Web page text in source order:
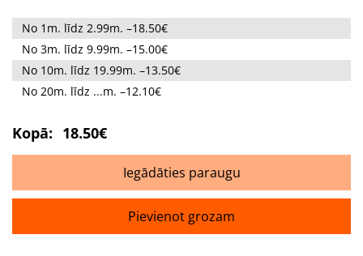
No 1m. līdz 2.99m. –18.50€
No 3m. līdz 9.99m. –15.00€
No 10m. līdz 19.99m. –13.50€
No 20m. līdz ...m. –12.10€
Kopā: 18.50€
Iegādāties paraugu
Pievienot grozam